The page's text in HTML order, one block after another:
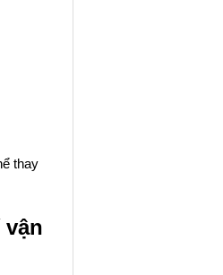
thay